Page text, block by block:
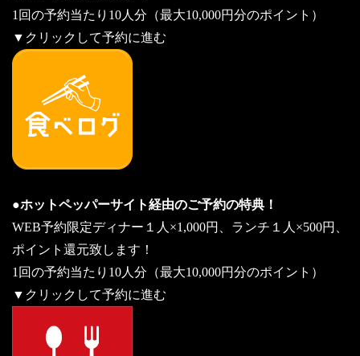
1回の予約当たり10人分（最大10,000円分のポイント）
▼クリックして予約に進む
●ホットペッパーサイト経由のご予約の特典！
WEB予約限定ディナー１人×1,000円、ランチ１人×500円、
ポイント還元致します！
1回の予約当たり10人分（最大10,000円分のポイント）
▼クリックして予約に進む